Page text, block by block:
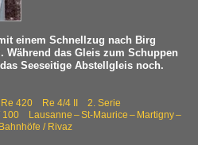
einem Schnellzug nach Birg
Während das Gleis zum Schuppen
Seeseitige Abstellgleis noch.
Re 420 Re 4/4 II 2. Serie
100 Lausanne – St-Maurice – Martigny –
/ Rivaz